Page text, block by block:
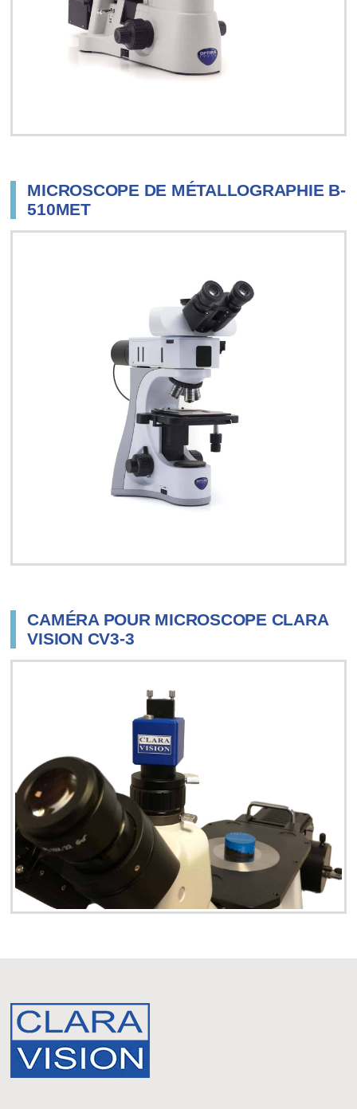
MICROSCOPE DE MÉTALLOGRAPHIE B-
510MET
CAMÉRA POUR MICROSCOPE CLARA
VISION CV3-3